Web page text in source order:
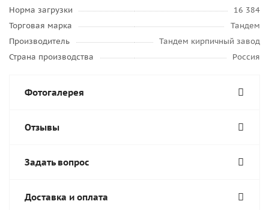
Норма загрузки
16 384
Торговая марка
Тандем
Производитель
Тандем кирпичный завод
Страна производства
Россия
Фотогалерея
Отзывы
Задать вопрос
Доставка и оплата